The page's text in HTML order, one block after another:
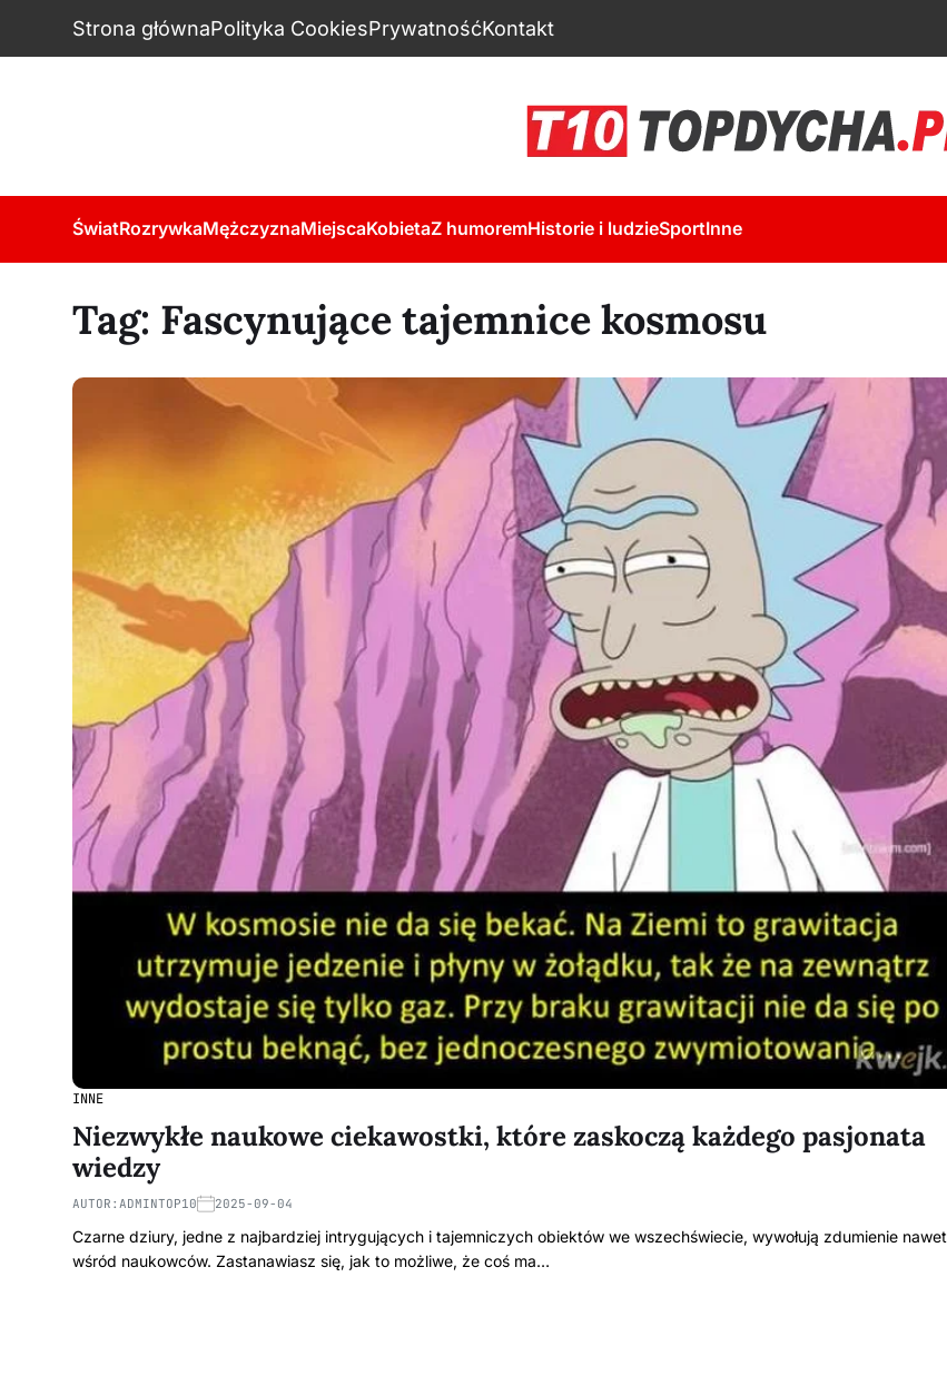
Strona głównaPolityka CookiesPrywatnośćKontakt
ŚwiatRozrywkaMężczyznaMiejscaKobietaZ humoremHistorie i ludzieSportInne
Tag: Fascynujące tajemnice kosmosu
INNE
Niezwykłe naukowe ciekawostki, które zaskoczą każdego pasjonata
wiedzy
AUTOR: ADMINTOP10 2025-09-04
Czarne dziury, jedne z najbardziej intrygujących i tajemniczych obiektów we wszechświecie, wywołują zdumienie nawet
wśród naukowców. Zastanawiasz się, jak to możliwe, że coś ma…